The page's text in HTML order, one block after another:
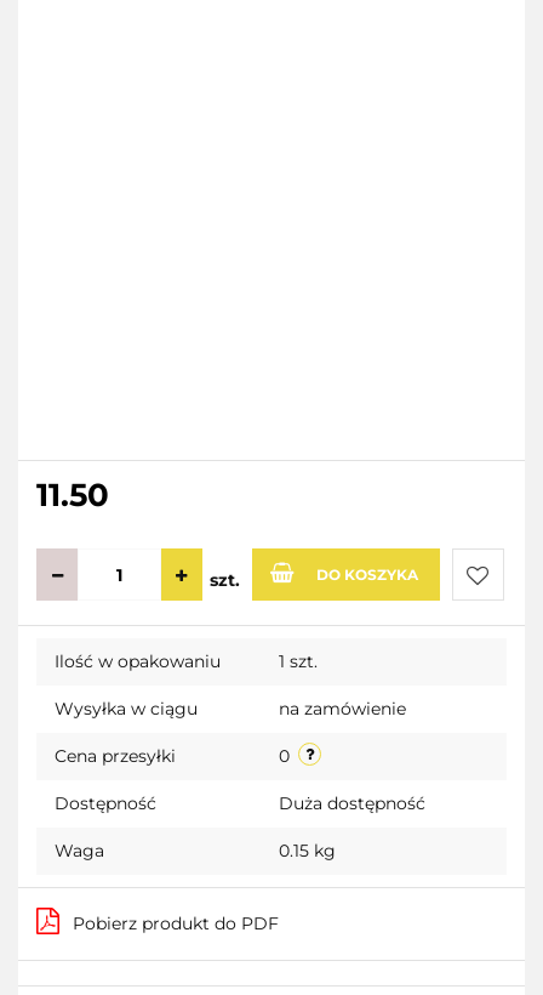
11.50
szt. DO KOSZYKA
Do
Ilość w opakowaniu 1 szt.
Wysyłka w ciągu na zamówienie
Cena przesyłki 0
Dostępność Duża dostępność
Waga 0.15 kg
Pobierz produkt do PDF